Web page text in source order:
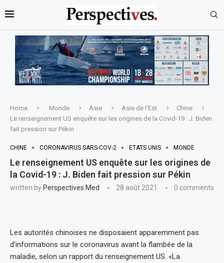
Home Monde Asie Asie de l'Est
Chine
Le renseignement US enquête sur les origines de la Covid-19 : J. Biden
fait pression sur Pékin
CHINE CORONAVIRUS SARS-COV-2 ETATS UNIS MONDE
Le renseignement US enquête sur les origines de
la Covid-19 : J. Biden fait pression sur Pékin
written by Perspectives Med 28 août 2021 0 comments
Les autorités chinoises ne disposaient apparemment pas
d’informations sur le coronavirus avant la flambée de la
maladie, selon un rapport du renseignement US. «La